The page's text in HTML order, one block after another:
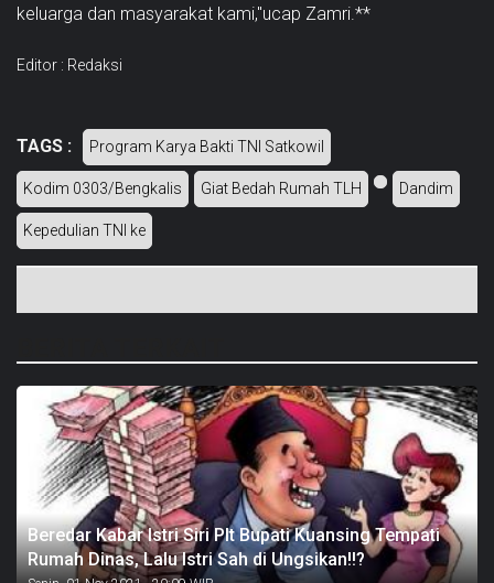
keluarga dan masyarakat kami,"ucap Zamri.**
Editor : Redaksi
TAGS : Program Karya Bakti TNI Satkowil
Kodim 0303/Bengkalis Giat Bedah Rumah TLH Dandim
Kepedulian TNI ke
Beredar Kabar Istri Siri Plt Bupati Kuansing Tempati
Rumah Dinas, Lalu Istri Sah di Ungsikan!!?